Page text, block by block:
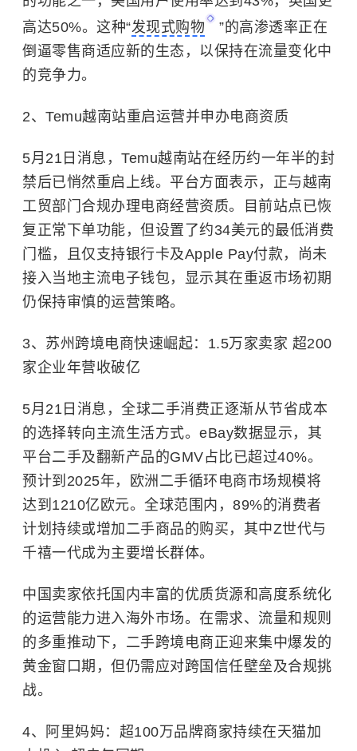
高达50%。这种“发现式购物
”的高渗透率正在
倒逼零售商适应新的生态，以保持在流量变化中
的竞争力。
2、Temu越南站重启运营并申办电商资质
5月21日消息，Temu越南站在经历约一年半的封
禁后已悄然重启上线。平台方面表示，正与越南
工贸部门合规办理电商经营资质。目前站点已恢
复正常下单功能，但设置了约34美元的最低消费
门槛，且仅支持银行卡及Apple Pay付款，尚未
接入当地主流电子钱包，显示其在重返市场初期
仍保持审慎的运营策略。
3、苏州跨境电商快速崛起：1.5万家卖家 超200
家企业年营收破亿
5月21日消息，全球二手消费正逐渐从节省成本
的选择转向主流生活方式。eBay数据显示，其
平台二手及翻新产品的GMV占比已超过40%。
预计到2025年，欧洲二手循环电商市场规模将
达到1210亿欧元。全球范围内，89%的消费者
计划持续或增加二手商品的购买，其中Z世代与
千禧一代成为主要增长群体。
中国卖家依托国内丰富的优质货源和高度系统化
的运营能力进入海外市场。在需求、流量和规则
的多重推动下，二手跨境电商正迎来集中爆发的
黄金窗口期，但仍需应对跨国信任壁垒及合规挑
战。
4、阿里妈妈：超100万品牌商家持续在天猫加